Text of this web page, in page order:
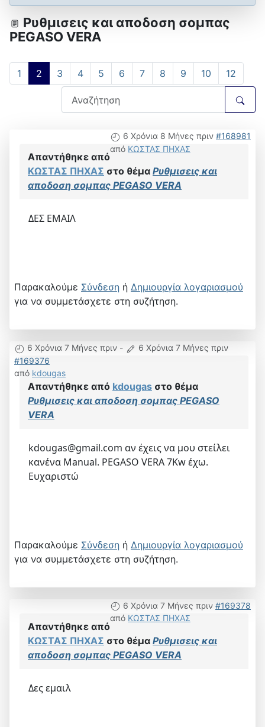
Ρυθμισεις και αποδοση σομπας
PEGASO VERA
1 2 3 4 5 6 7 8 9 10 12
6 Χρόνια 8 Μήνες πριν #168981
από ΚΩΣΤΑΣ ΠΗΧΑΣ
Απαντήθηκε από
ΚΩΣΤΑΣ ΠΗΧΑΣ στο θέμα Ρυθμισεις και
αποδοση σομπας PEGASO VERA
ΔΕΣ ΕΜΑΙΛ
Παρακαλούμε Σύνδεση ή Δημιουργία λογαριασμού
για να συμμετάσχετε στη συζήτηση.
6 Χρόνια 7 Μήνες πριν -
6 Χρόνια 7 Μήνες πριν
#169376
από kdougas
Απαντήθηκε από kdougas στο θέμα
Ρυθμισεις και αποδοση σομπας PEGASO
VERA
kdougas@gmail.com αν έχεις να μου στείλει
κανένα Manual. PEGASO VERA 7Kw έχω.
Ευχαριστώ
Παρακαλούμε Σύνδεση ή Δημιουργία λογαριασμού
για να συμμετάσχετε στη συζήτηση.
6 Χρόνια 7 Μήνες πριν #169378
από ΚΩΣΤΑΣ ΠΗΧΑΣ
Απαντήθηκε από
ΚΩΣΤΑΣ ΠΗΧΑΣ στο θέμα Ρυθμισεις και
αποδοση σομπας PEGASO VERA
Δες εμαιλ